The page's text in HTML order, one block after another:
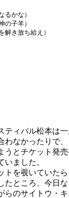
かな）
子羊）
き放ち給え）
ィバル松本は
わなかったりで
うとチケット発
ました。
を覗いていた
たところ、今日
らのサイトウ・